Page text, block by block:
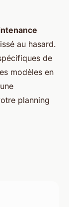
au hasard.
de
modèles en
planning